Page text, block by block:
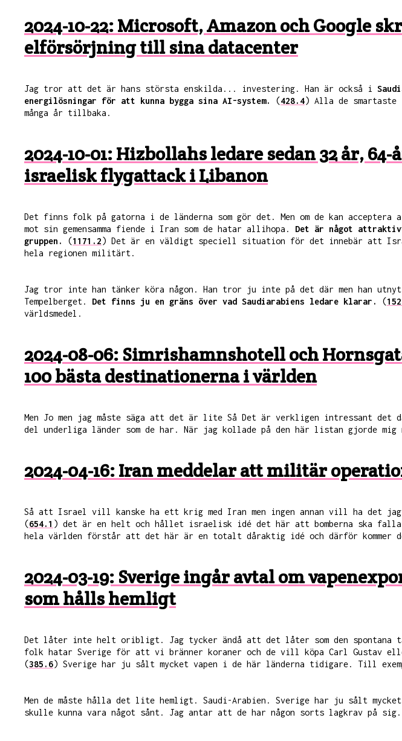
2024-10-22: Microsoft, Amazon och Google
elförsörjning till sina datacenter
Jag tror att det är hans största enskilda... investering. Han är också i
energilösningar för att kunna bygga sina AI-system.
(428.4) Alla de
många år tillbaka.
2024-10-01: ​​Hizbollahs ledare sedan 32 år,
israelisk flygattack i Libanon
Det finns folk på gatorna i de länderna som gör det. Men om de kan
mot sin gemensamma fiende i Iran som de hatar allihopa. Det är något
gruppen.
(1171.2) Det är en väldigt speciell situation för det innebär att
hela regionen militärt.
Jag tror inte han tänker köra någon. Han tror ju inte på det där men han
Tempelberget. Det finns ju en gräns över vad Saudiarabiens ledare klarar. (
världsmedel.
2024-08-06: Simrishamnshotell och
100 bästa destinationerna i världen
Men Jo men jag måste säga att det är lite Så Det är verkligen intressant det
del underliga länder som de har. När jag kollade på den här listan gjorde mig
2024-04-16: Iran meddelar att militär
Så att Israel vill kanske ha ett krig med Iran men ingen annan vill ha det
(654.1 ) det är en helt och hållet israelisk idé det här att bomberna ska falla
hela världen förstår att det här är en totalt dåraktig idé och därför
2024-03-19: Sverige ingår avtal om
som hålls hemligt
Det låter inte helt oribligt. Jag tycker ändå att det låter som den spontana
folk hatar Sverige för att vi bränner koraner och de vill köpa Carl Gustav
(385.6) Sverige har ju sålt mycket vapen i de här länderna tidigare. Till
Men de måste hålla det lite hemligt. Saudi-Arabien. Sverige har ju sålt
skulle kunna vara något sånt. Jag antar att de har någon sorts lagkrav på sig.